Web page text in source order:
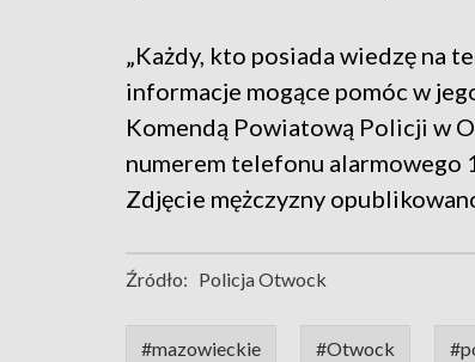
„Każdy, kto posiada wiedzę na
informacje mogące pomóc w
Komendą Powiatową Policji w
numerem telefonu alarmowego
Zdjęcie mężczyzny
Źródło: Policja Otwock
#mazowieckie #Otwock